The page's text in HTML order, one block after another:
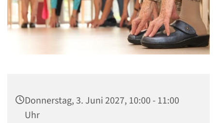
Donnerstag, 3. Juni 2027, 10:00 - 11:00
Uhr